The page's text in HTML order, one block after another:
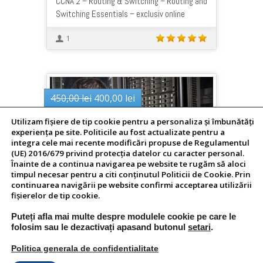
Switching Essentials – exclusiv online
1
450,00lei Prețul
inițial
a
fost:
450,00 lei.
400,00 lei Prețul
curent
este:
400,00 lei.
CCNA 1 Routing & Switching – Introduction
to Networks – cu participare
3
Utilizam fişiere de tip cookie pentru a personaliza și îmbunătăți
experiența pe site. Politicile au fost actualizate pentru a
integra cele mai recente modificări propuse de Regulamentul
(UE) 2016/679 privind protecția datelor cu caracter personal.
Înainte de a continua navigarea pe website te rugăm să aloci
timpul necesar pentru a citi conținutul Politicii de Cookie. Prin
continuarea navigării pe website confirmi acceptarea utilizării
fişierelor de tip cookie.
Puteți afla mai multe despre modulele cookie pe care le
folosim sau le dezactivați apasand butonul setari.
Politica generala de confidentialitate